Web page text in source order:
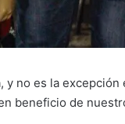
y no es la
beneficio de